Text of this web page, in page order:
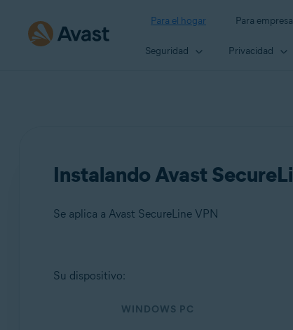
Para el hogar Para
Seguridad Privacidad
Instalando Avast
Se aplica a Avast SecureLine VPN
Productos:
Su dispositivo:
WINDOWS PC